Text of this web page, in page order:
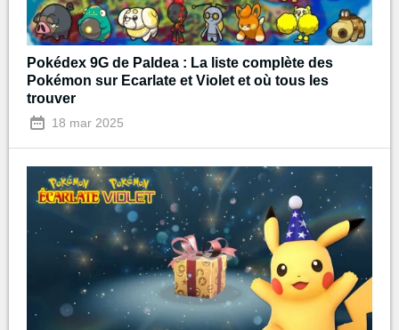
Pokédex 9G de Paldea : La liste complète des
Pokémon sur Ecarlate et Violet et où tous les
trouver
18 mar 2025